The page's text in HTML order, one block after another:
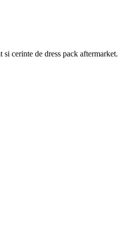
cerinte de dress pack aftermarket.